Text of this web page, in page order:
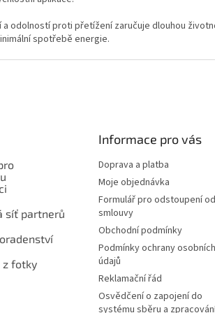
v
k
y
v
odolností proti přetížení zaručuje dlouhou
spotřebě energie.
síť partnerů
z fotky
Informace pro vás
Doprava a platba
Moje objednávka
Formulář pro odstoupení od
smlouvy
Obchodní podmínky
Podmínky ochrany osobních
údajů
Reklamační řád
Osvědčení o zapojení do
systému sběru a